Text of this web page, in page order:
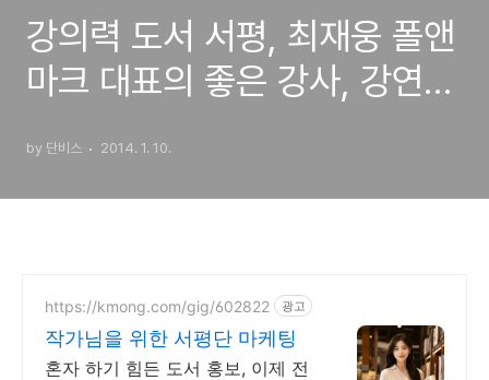
강의력 도서 서평, 최재웅 폴앤
마크 대표의 좋은 강사, 강연을
by 단비스 2014. 1. 10.
https://kmong.com/gig/602822 광고
작가님을 위한 서평단 마케팅
혼자 하기 힘든 도서 홍보, 이제 전